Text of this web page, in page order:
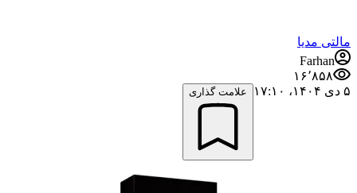
مالتی مدیا
Farhan
۱۶٬۸۵۸
۵ دی ۱۴۰۴،‏ ۱۷:۱۰
علامت گذاری